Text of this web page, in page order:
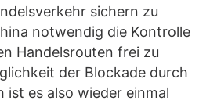
sichern zu
notwendig die Kontrolle
Handelsrouten frei zu
der Blockade durch
ist es also wieder einmal